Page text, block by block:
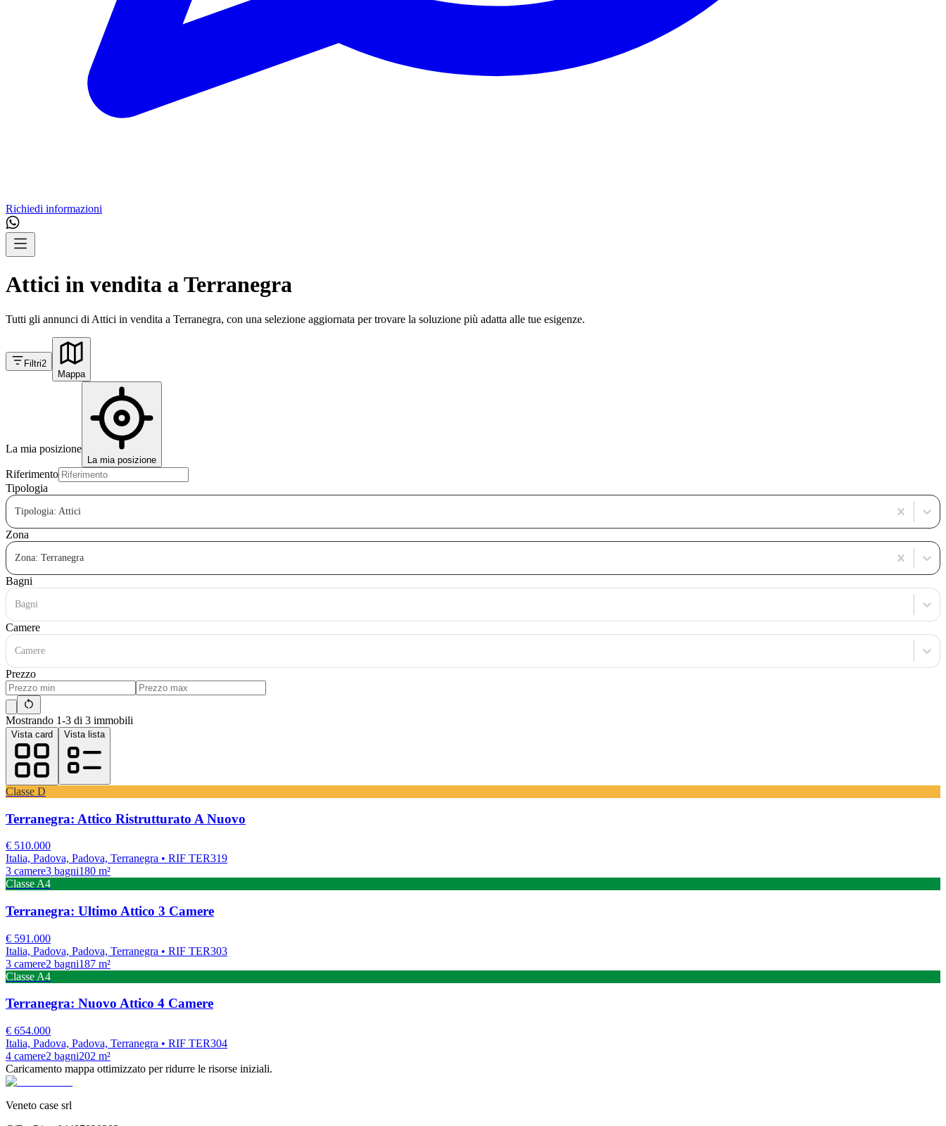
Richiedi informazioni
Attici in vendita a Terranegra
Tutti gli annunci di Attici in vendita a Terranegra, con una selezione aggiornata per trovare la soluzione più adatta alle tue esigenze.
Filtri2
Mappa
La mia posizione
La mia posizione
Riferimento
Tipologia
Tipologia: Attici
Zona
Zona: Terranegra
Bagni
Bagni
Camere
Camere
Prezzo
Mostrando 1-3 di 3 immobili
Vista card Vista lista
Classe D
Terranegra: Attico Ristrutturato A Nuovo
€ 510.000
Italia, Padova, Padova, Terranegra • RIF TER319
3 camere3 bagni180 m²
Classe A4
Terranegra: Ultimo Attico 3 Camere
€ 591.000
Italia, Padova, Padova, Terranegra • RIF TER303
3 camere2 bagni187 m²
Classe A4
Terranegra: Nuovo Attico 4 Camere
€ 654.000
Italia, Padova, Padova, Terranegra • RIF TER304
4 camere2 bagni202 m²
Caricamento mappa ottimizzato per ridurre le risorse iniziali.
Veneto case srl